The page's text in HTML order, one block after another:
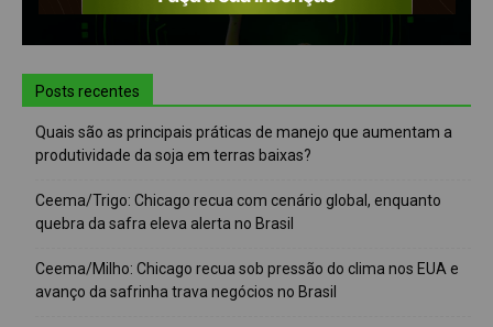
Posts recentes
Quais são as principais práticas de manejo que aumentam a
produtividade da soja em terras baixas?
Ceema/Trigo: Chicago recua com cenário global, enquanto
quebra da safra eleva alerta no Brasil
Ceema/Milho: Chicago recua sob pressão do clima nos EUA e
avanço da safrinha trava negócios no Brasil